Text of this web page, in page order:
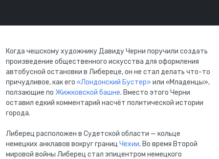
Когда чешскому художнику Давиду Черни поручили создать
произведение общественного искусства для оформления
автобусной остановки в Либереце, он не стал делать что-то
причудливое, как его «Лондонский Бустер» или «Младенцы»,
ползающие по Жижковской башне. Вместо этого Черни
оставил едкий комментарий насчёт политической истории
города.
Либерец расположен в Судетской области — кольце
немецких анклавов вокруг границ Чехии. Во время Второй
мировой войны Либерец стал эпицентром немецкого